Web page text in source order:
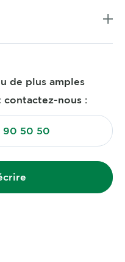
de plus amples
nous :
90 50 50